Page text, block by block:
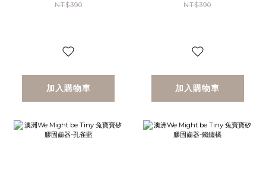
NT$390
加入購物車
NT$390
加入購物車